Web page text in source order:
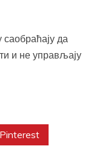
да
и не управљају
Pinterest